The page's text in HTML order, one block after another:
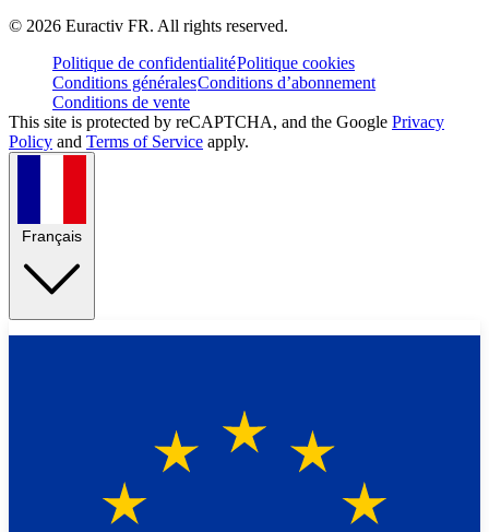
© 2026 Euractiv FR. All rights reserved.
Politique de confidentialitéPolitique cookies
Conditions généralesConditions d’abonnement
Conditions de vente
This site is protected by reCAPTCHA, and the Google Privacy
Policy and Terms of Service apply.
Français